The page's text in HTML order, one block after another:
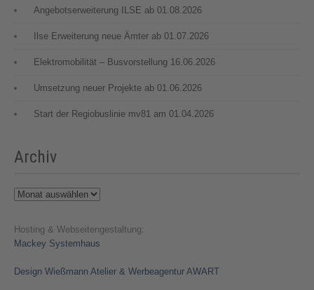
Angebotserweiterung ILSE ab 01.08.2026
Ilse Erweiterung neue Ämter ab 01.07.2026
Elektromobilität – Busvorstellung 16.06.2026
Umsetzung neuer Projekte ab 01.06.2026
Start der Regiobuslinie mv81 am 01.04.2026
Archiv
Archiv
Hosting & Webseitengestaltung:
Mackey Systemhaus
Design Wießmann Atelier & Werbeagentur AWART